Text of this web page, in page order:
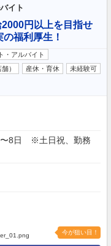
イト
円以上を目指せ
福利厚生！
・アルバイト
） 産休・育休
未経験可
8日 ※土日祝、勤務
今が狙い目！